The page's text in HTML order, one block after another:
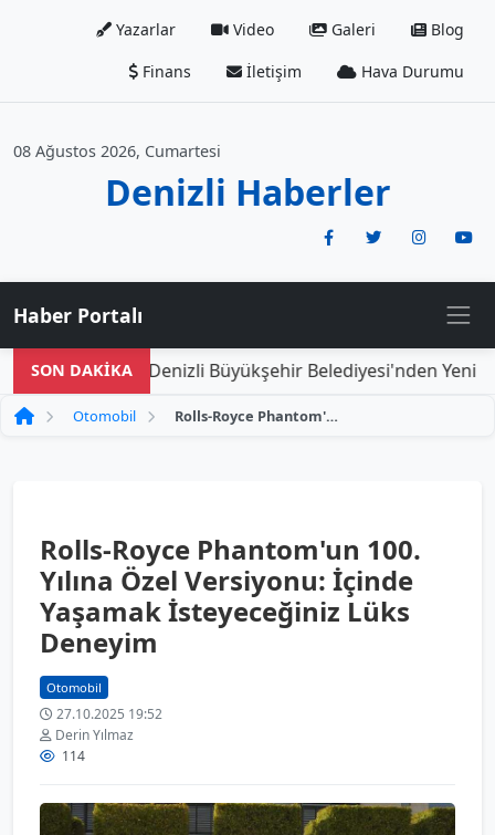
Yazarlar Video Galeri
Blog
Finans
İletişim Hava Durumu
08 Ağustos 2026, Cumartesi
Denizli Haberler
Haber Portalı
SON DAKİKADenizli Büyükşehir Belediyesi'nden Yeni
Otomobil Rolls-Royce Phantom'un 100. Yılına Özel Versiyonu: İçinde Yaşamak İsteyeceğiniz Lüks Deneyim
Rolls-Royce Phantom'un 100.
Yılına Özel Versiyonu: İçinde
Yaşamak İsteyeceğiniz Lüks
Deneyim
Otomobil
27.10.2025 19:52
Derin Yılmaz
114